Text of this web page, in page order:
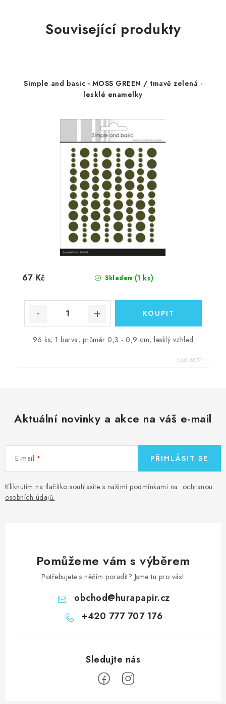
Související produkty
Simple and basic - MOSS GREEN / tmavě zelená -
lesklé enamelky
Skladem (1 ks)
67 Kč
96 ks; 1 barva; průměr 0,3 - 0,9 cm, lesklý vzhled
Kód: 88774
Aktuální novinky a akce na váš e-mail
E-mail
Kliknutím na tlačítko souhlasíte s našimi podmínkami na ochranou
osobních údajů.
PŘIHLÁSIT SE
Pomůžeme vám s výběrem
Potřebujete s něčím poradit? Jsme tu pro vás!
obchod@hurapapir.cz
+420 777 707 176